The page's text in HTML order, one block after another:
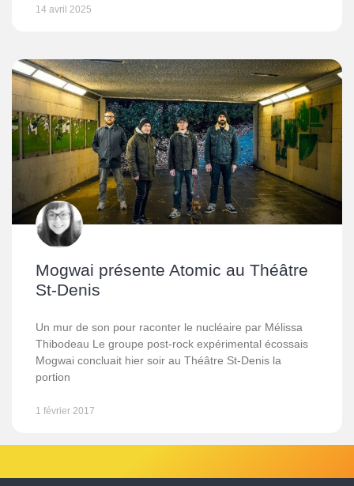
14 avril 2025
Mogwai présente Atomic au Théâtre
St-Denis
Un mur de son pour raconter le nucléaire par Mélissa
Thibodeau Le groupe post-rock expérimental écossais
Mogwai concluait hier soir au Théâtre St-Denis la
portion
1 février 2017